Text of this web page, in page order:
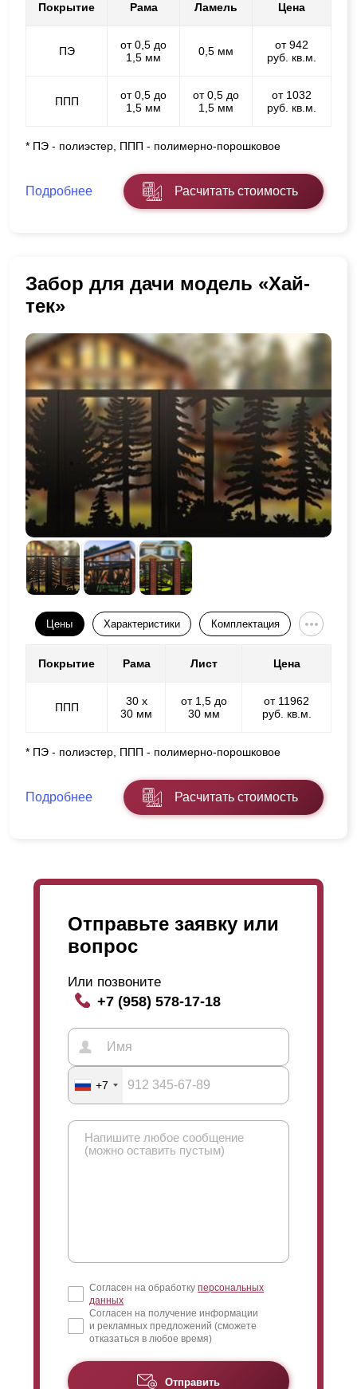
Покрытие Рама Ламель Цена
ПЭ
от 0,5 до
1,5 мм
0,5 мм
от 942
руб. кв.м.
ППП
от 0,5 до
1,5 мм
от 0,5 до
1,5 мм
от 1032
руб. кв.м.
* ПЭ - полиэстер, ППП - полимерно-порошковое
Подробнее Расчитать стоимость
Забор для дачи модель «Хай-
тек»
Цены Характеристики Комплектация
Покрытие Рама Лист Цена
ППП
30 х
30 мм
от 1,5 до
30 мм
от 11962
руб. кв.м.
* ПЭ - полиэстер, ППП - полимерно-порошковое
Подробнее Расчитать стоимость
Отправьте заявку или
вопрос
Или позвоните
+7 (958) 578-17-18
+7
Согласен на обработку персональных
данных
Согласен на получение информации
и рекламных предложений (сможете
отказаться в любое время)
Отправить